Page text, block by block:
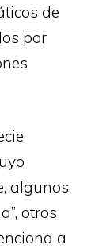
de
por
algunos
otros
a